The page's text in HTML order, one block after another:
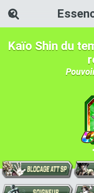
Kaïo Shin du